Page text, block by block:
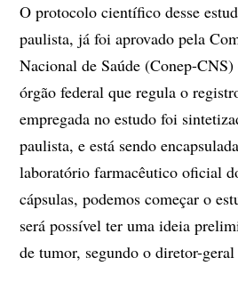
O protocolo científico desse
paulista, já foi aprovado pela
Nacional de Saúde (Conep-
órgão federal que regula o
empregada no estudo foi
paulista, e está sendo
laboratório farmacêutico oficial
cápsulas, podemos começar o
será possível ter uma ideia
de tumor, segundo o diretor-